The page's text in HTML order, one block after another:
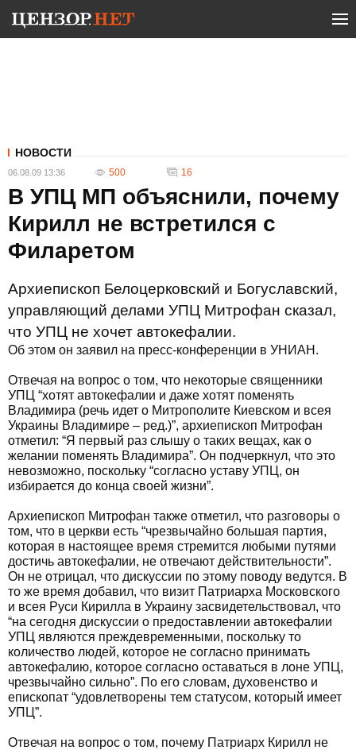
НОВОСТИ
06.08.09 13:36 500 16
В УПЦ МП объяснили, почему
Кирилл не встретился с
Филаретом
Архиепископ Белоцерковский и Богуславский,
управляющий делами УПЦ Митрофан сказал,
что УПЦ не хочет автокефалии.
Об этом он заявил на пресс-конференции в УНИАН.
Отвечая на вопрос о том, что некоторые священники
УПЦ “хотят автокефалии и даже хотят поменять
Владимира (речь идет о Митрополите Киевском и всея
Украины Владимире – ред.)”, архиепископ Митрофан
отметил: “Я первый раз слышу о таких вещах, как о
желании поменять Владимира”. Он подчеркнул, что это
невозможно, поскольку “согласно уставу УПЦ, он
избирается до конца своей жизни”.
Архиепископ Митрофан также отметил, что разговоры о
том, что в церкви есть “чрезвычайно большая партия,
которая в настоящее время стремится любыми путями
достичь автокефалии, не отвечают действительности”.
Он не отрицал, что дискуссии по этому поводу ведутся. В
то же время добавил, что визит Патриарха Московского
и всея Руси Кирилла в Украину засвидетельствовал, что
“на сегодня дискуссии о предоставлении автокефалии
УПЦ являются преждевременными, поскольку то
количество людей, которое не согласно принимать
автокефалию, которое согласно оставаться в лоне УПЦ,
чрезвычайно сильно”. По его словам, духовенство и
епископат “удовлетворены тем статусом, который имеет
УПЦ”.
Отвечая на вопрос о том, почему Патриарх Кирилл не